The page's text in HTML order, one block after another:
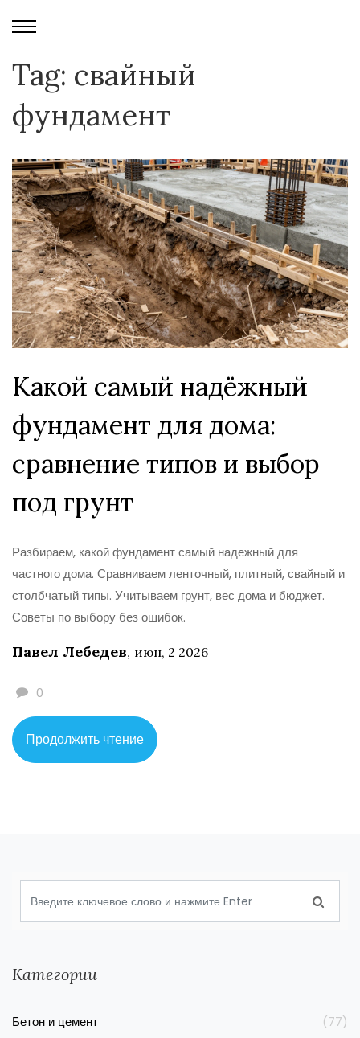
Tag: свайный
фундамент
Какой самый надёжный
фундамент для дома:
сравнение типов и выбор
под грунт
Разбираем, какой фундамент самый надежный для
частного дома. Сравниваем ленточный, плитный, свайный и
столбчатый типы. Учитываем грунт, вес дома и бюджет.
Советы по выбору без ошибок.
Павел Лебедев, июн, 2 2026
0
Продолжить чтение
Категории
Бетон и цемент (77)